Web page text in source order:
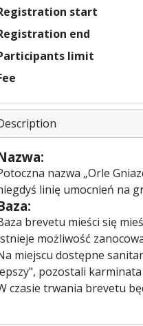
start
end
limit
nazwa „Orle
linię umocnień na
brevetu mieści się
możliwość
miejscu dostępne
pozostali
czasie trwania brevetu